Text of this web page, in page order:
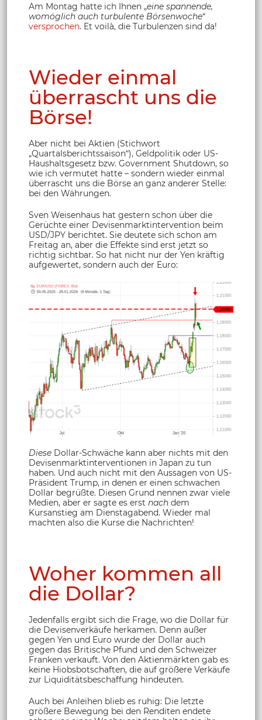
Am Montag hatte ich Ihnen „eine spannende,
womöglich auch turbulente Börsenwoche“
versprochen. Et voilà, die Turbulenzen sind da!
Wieder einmal
überrascht uns die
Börse!
Aber nicht bei Aktien (Stichwort
„Quartalsberichtssaison“), Geldpolitik oder US-
Haushaltsgesetz bzw. Government Shutdown, so
wie ich vermutet hatte – sondern wieder einmal
überrascht uns die Börse an ganz anderer Stelle:
bei den Währungen.
Sven Weisenhaus hat gestern schon über die
Gerüchte einer Devisenmarktintervention beim
USD/JPY berichtet. Sie deutete sich schon am
Freitag an, aber die Effekte sind erst jetzt so
richtig sichtbar. So hat nicht nur der Yen kräftig
aufgewertet, sondern auch der Euro:
Diese Dollar-Schwäche kann aber nichts mit den
Devisenmarktinterventionen in Japan zu tun
haben. Und auch nicht mit den Aussagen von US-
Präsident Trump, in denen er einen schwachen
Dollar begrüßte. Diesen Grund nennen zwar viele
Medien, aber er sagte es erst nach dem
Kursanstieg am Dienstagabend. Wieder mal
machten also die Kurse die Nachrichten!
Woher kommen all
die Dollar?
Jedenfalls ergibt sich die Frage, wo die Dollar für
die Devisenverkäufe herkamen. Denn außer
gegen Yen und Euro wurde der Dollar auch
gegen das Britische Pfund und den Schweizer
Franken verkauft. Von den Aktienmärkten gab es
keine Hiobsbotschaften, die auf größere Verkäufe
zur Liquiditätsbeschaffung hindeuten.
Auch bei Anleihen blieb es ruhig: Die letzte
größere Bewegung bei den Renditen endete